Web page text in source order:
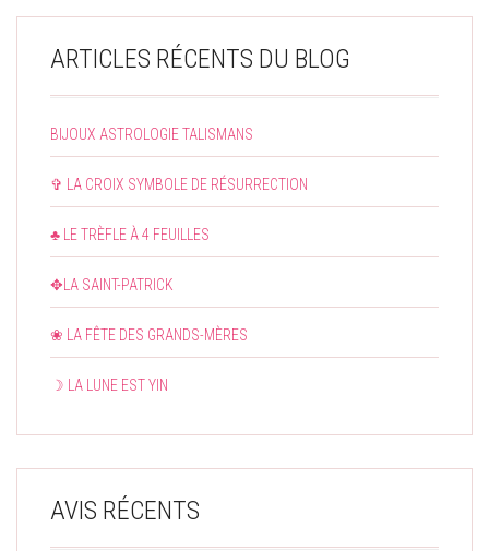
ARTICLES RÉCENTS DU BLOG
BIJOUX ASTROLOGIE TALISMANS
✞ LA CROIX SYMBOLE DE RÉSURRECTION
♣ LE TRÈFLE À 4 FEUILLES
✥LA SAINT-PATRICK
❀ LA FÊTE DES GRANDS-MÈRES
☽ LA LUNE EST YIN
AVIS RÉCENTS